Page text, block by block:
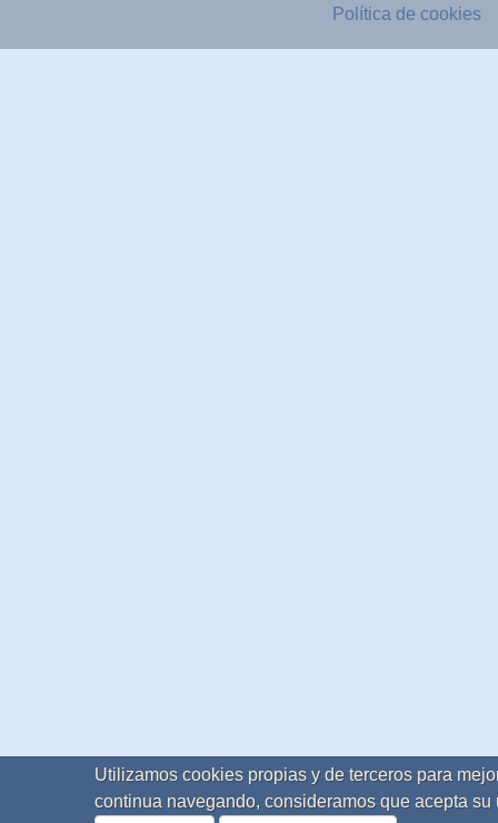
Política de cookies
Utilizamos cookies propias y de terceros para
continua navegando, consideramos que acepta su